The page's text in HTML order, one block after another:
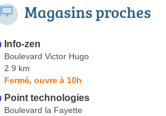
Magasins proches
Info-zen
Boulevard Victor Hugo
2.9 km
Fermé, ouvre à 10h
Point technologies
Boulevard la Fayette